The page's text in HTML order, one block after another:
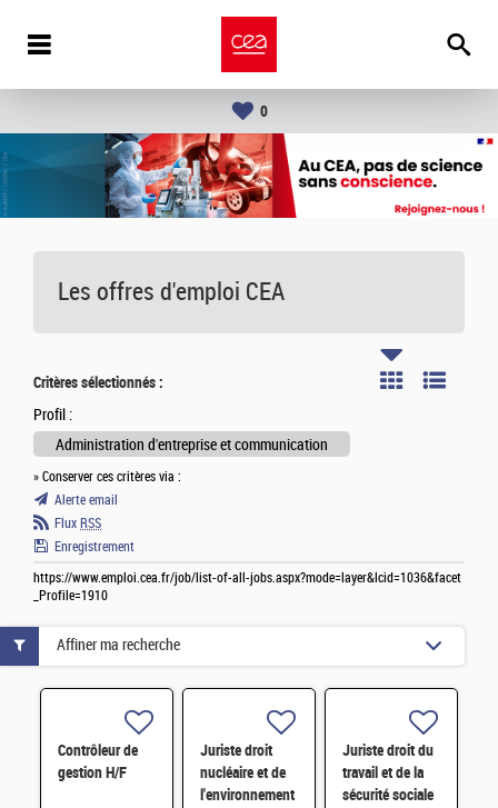
0
Les offres d'emploi CEA
Critères sélectionnés :
Profil :
Administration d'entreprise et communication
» Conserver ces critères via :
Alerte email
Flux RSS
Enregistrement
https://www.emploi.cea.fr/job/list-of-all-jobs.aspx?mode=layer&lcid=1036&facet
_Profile=1910
Contrôleur de
gestion H/F
Juriste droit
nucléaire et de
l'environnement
Juriste droit du
travail et de la
sécurité sociale
Affiner ma recherche